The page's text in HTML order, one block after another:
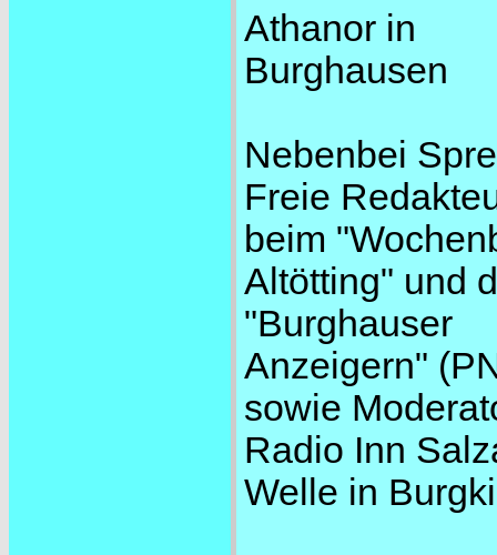
Athanor in
Burghausen
Nebenbei
Freie
beim
Altötting" und
"Burghauser
Anzeigern"
sowie
Radio Inn
Welle in